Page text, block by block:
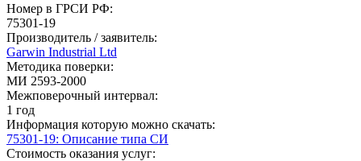
Номер в ГРСИ РФ:
75301-19
Производитель / заявитель:
Garwin Industrial Ltd
Методика поверки:
МИ 2593-2000
Межповерочный интервал:
1 год
Информация которую можно скачать:
75301-19: Описание типа СИ
Стоимость оказания услуг: